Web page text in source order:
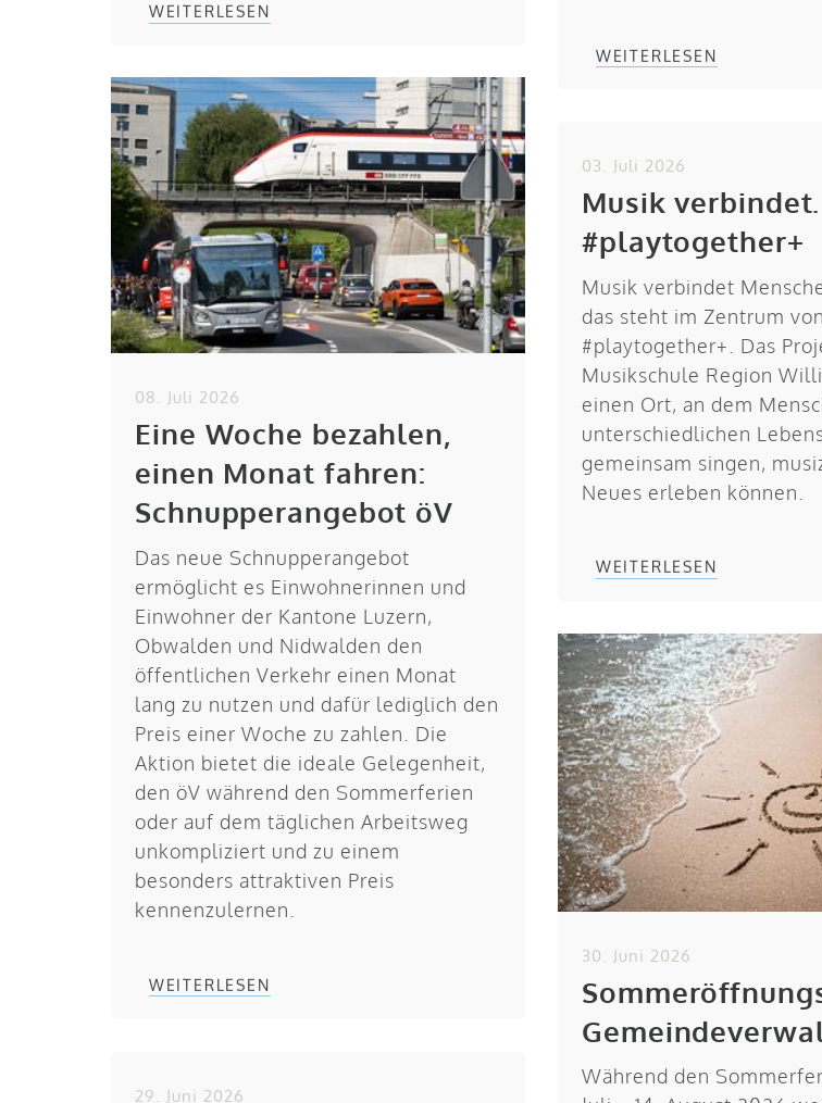
WEITERLESEN
WEITERLESEN
08. Juli 2026
Eine Woche bezahlen,
einen Monat fahren:
Schnupperangebot öV
Das neue Schnupperangebot
ermöglicht es Einwohnerinnen und
Einwohner der Kantone Luzern,
Obwalden und Nidwalden den
öffentlichen Verkehr einen Monat
lang zu nutzen und dafür lediglich den
Preis einer Woche zu zahlen. Die
Aktion bietet die ideale Gelegenheit,
den öV während den Sommerferien
oder auf dem täglichen Arbeitsweg
unkompliziert und zu einem
besonders attraktiven Preis
kennenzulernen.
WEITERLESEN
03. Juli 2026
Musik verbindet.
#playtogether+
Musik verbindet
das steht im Zentrum von
#playtogether+. Das
Musikschule Region
einen Ort, an dem
unterschiedlichen
gemeinsam singen,
Neues erleben können.
WEITERLESEN
30. Juni 2026
Während den
29. Juni 2026